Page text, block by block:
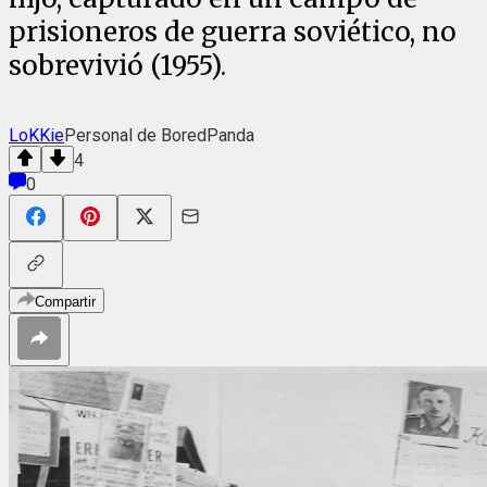
prisioneros de guerra soviético, no
sobrevivió (1955).
LoKKiePersonal de BoredPanda
4
0
Compartir